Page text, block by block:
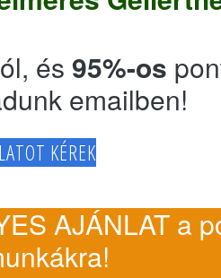
és 95%-os
emailben!
KÉREK
AJÁNLAT a